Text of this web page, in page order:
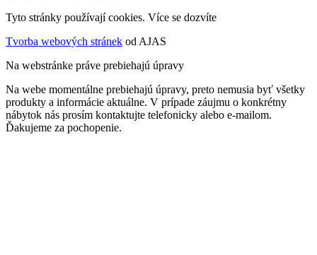
Tyto stránky používají cookies. Více se dozvíte
Tvorba webových stránek od AJAS
Na webstránke práve prebiehajú úpravy
Na webe momentálne prebiehajú úpravy, preto nemusia byť všetky
produkty a informácie aktuálne. V prípade záujmu o konkrétny
nábytok nás prosím kontaktujte telefonicky alebo e-mailom.
Ďakujeme za pochopenie.